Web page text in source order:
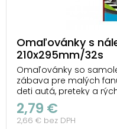
Omaľovánky s
210x295mm/32s
Omaľovánky so
zábava pre malých
deti autá, preteky a
samolepkami Autá od
zábavy aj priestor pre
pretekárske vozidlá,
2,79 €
2,66 € bez DPH